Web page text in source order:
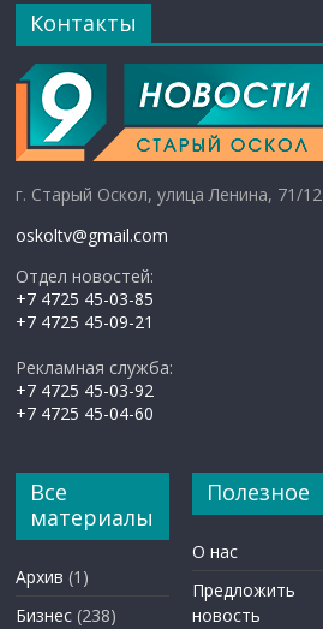
Контакты
г. Старый Оскол, улица Ленина, 71/12
oskoltv@gmail.com
Отдел новостей:
+7 4725 45-03-85
+7 4725 45-09-21
Рекламная служба:
+7 4725 45-03-92
+7 4725 45-04-60
Все
материалы
Архив (1)
Бизнес (238)
Полезное
О нас
Предложить
новость